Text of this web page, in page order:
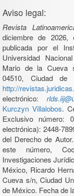
Aviso legal:
Revista
diciembre de 2026,
publicada por el
Universidad
Mario de la Cueva
04510, Ciudad
http://
electrónico:
Kurczyn Villalobos.
Exclusivo número:
electrónica): 2448-
del Derecho de
este número,
Investigaciones
México, Ricardo
Cueva s/n, Ciudad
de México. Fecha de